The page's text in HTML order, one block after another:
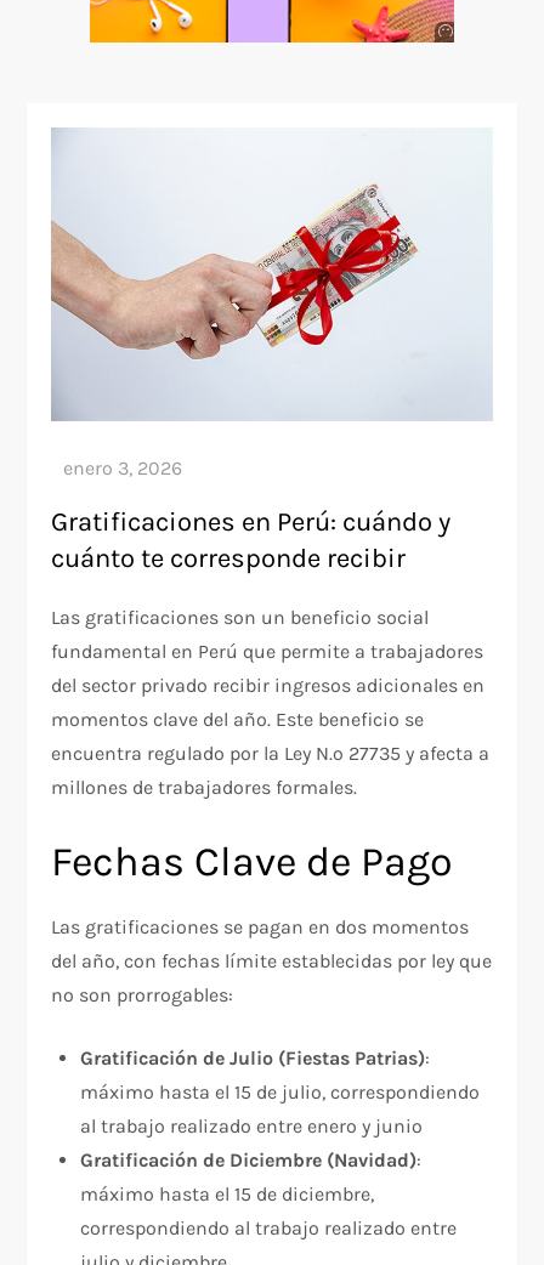
Gratificaciones en Perú: cuándo y
cuánto te corresponde recibir
Las gratificaciones son un beneficio social
fundamental en Perú que permite a trabajadores
del sector privado recibir ingresos adicionales en
momentos clave del año. Este beneficio se
encuentra regulado por la Ley N.º 27735 y afecta a
millones de trabajadores formales.
Fechas Clave de Pago
Las gratificaciones se pagan en dos momentos
del año, con fechas límite establecidas por ley que
no son prorrogables:​
Gratificación de Julio (Fiestas Patrias):
máximo hasta el 15 de julio, correspondiendo
al trabajo realizado entre enero y junio
Gratificación de Diciembre (Navidad):
máximo hasta el 15 de diciembre,
correspondiendo al trabajo realizado entre